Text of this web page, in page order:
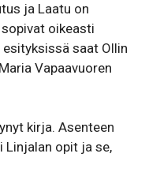
ja Laatu on
oikeasti
saat Ollin
Vapaavuoren
kirja. Asenteen
Linjalan opit ja se,